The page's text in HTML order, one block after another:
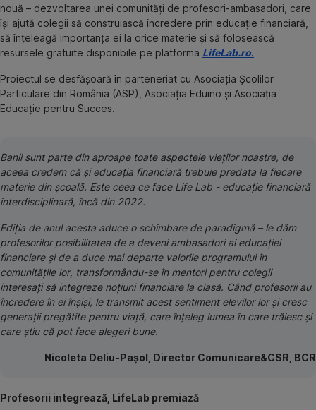
nouă – dezvoltarea unei comunități de profesori-ambasadori, care
își ajută colegii să construiască încredere prin educație financiară,
să înțeleagă importanța ei la orice materie și să folosească
resursele gratuite disponibile pe platforma LifeLab.ro.
Proiectul se desfășoară în parteneriat cu Asociația Școlilor
Particulare din România (ASP), Asociația Eduino și Asociația
Educație pentru Succes.
Banii sunt parte din aproape toate aspectele vieților noastre, de
aceea credem că și educația financiară trebuie predata la fiecare
materie din școală. Este ceea ce face Life Lab - educație financiară
interdisciplinară, încă din 2022.
Ediția de anul acesta aduce o schimbare de paradigmă – le dăm
profesorilor posibilitatea de a deveni ambasadori ai educației
financiare și de a duce mai departe valorile programului în
comunitățile lor, transformându-se în mentori pentru colegii
interesați să integreze noțiuni financiare la clasă. Când profesorii au
încredere în ei înșiși, le transmit acest sentiment elevilor lor și cresc
generații pregătite pentru viață, care înțeleg lumea în care trăiesc și
care știu că pot face alegeri bune.
Nicoleta Deliu-Pașol, Director Comunicare&CSR, BCR
Profesorii integrează, LifeLab premiază